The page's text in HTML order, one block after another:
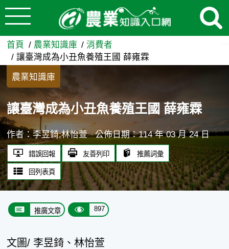
跳到主要內容
讓臺灣成為小丑魚養殖王國
首頁 農業知識庫
消費者
讓臺灣成為小丑魚養殖王國 薛雍霖
農業知識庫
讓臺灣成為小丑魚養殖王國 薛雍霖
作者：李昱錡;林怡萱 公佈日期：114 年 03 月 24 日
錯誤回報 友善列印 推薦詞彙
回列表頁
推廣文章 897
文圖/ 李昱錡、林怡萱